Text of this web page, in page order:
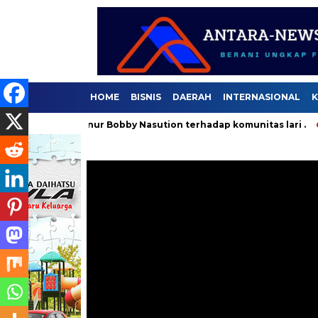
HOME BISNIS DAERAH INTERNASIONAL
Bobby Nasution terhadap komunitas lari . Selama